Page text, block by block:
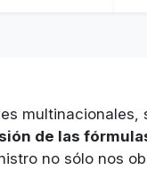
de las
no sólo nos